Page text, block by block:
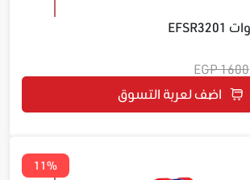
1600 EGP
اضف لعربة التسوق
11%